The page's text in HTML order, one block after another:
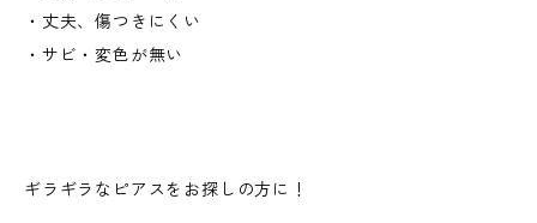
・丈夫、傷つきにくい
・サビ・変色が無い
ギラギラなピアスをお探しの方に！